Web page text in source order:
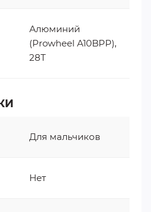
Алюминий
(Prowheel A10BPP),
28T
Для мальчиков
Нет